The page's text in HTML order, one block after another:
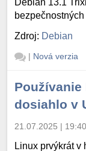
Zdroj: Debian
| Nová verzia
dosiahlo v
21.07.2025 | 19:40
Linux prvýkrát v